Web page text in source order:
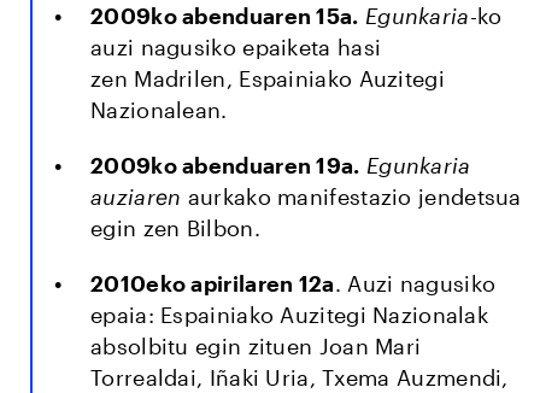
2009ko abenduaren 15a. Egunkaria-ko
auzi nagusiko epaiketa hasi
zen Madrilen, Espainiako Auzitegi
Nazionalean.
2009ko abenduaren 19a. Egunkaria
auziaren aurkako manifestazio jendetsua
egin zen Bilbon.
2010eko apirilaren 12a. Auzi nagusiko
epaia: Espainiako Auzitegi Nazionalak
absolbitu egin zituen Joan Mari
Torrealdai, Iñaki Uria, Txema Auzmendi,